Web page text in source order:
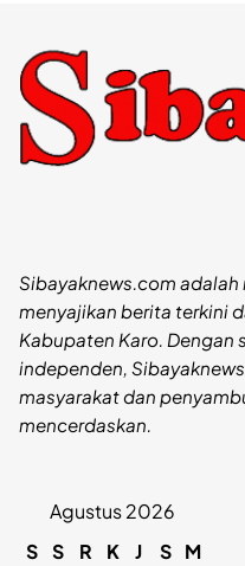
Sibayaknews.com
menyajikan berita terkini
Kabupaten Karo. Dengan
independen,
masyarakat dan
mencerdaskan.
Agustus 2026
S S R K J S M